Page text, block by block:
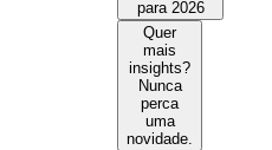
para 2026
Quer
mais
insights?
Nunca
perca
uma
novidade.